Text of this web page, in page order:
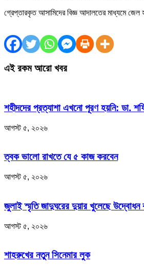
গ্রেপ্তারকৃত আসামিদের বিজ্ঞ আদালতের মাধ্যমে জেল
এই রকম আরো খবর
শহীদদের প্রত্যাশা এখনো পূরণ হয়নি: ডা.
আগস্ট ৫, ২০২৬
ত্বক ভালো রাখতে যে ৫ কাজ করবেন
আগস্ট ৫, ২০২৬
জুলাই স্মৃতি জাদুঘরের দুয়ার খুলেছে উদ্বোধন
আগস্ট ৫, ২০২৬
শাহরুখের নতুন সিনেমার লুক